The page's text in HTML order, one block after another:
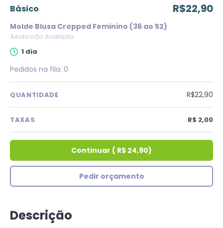
básico R$22,90
Molde Blusa Cropped Feminino (36 ao 52)
Ainda não Avaliado
1 dia
Pedidos na fila: 0
QUANTIDADE R$22,90
TAXAS R$ 2,00
Continuar ( R$ 24,90)
Pedir orçamento
Descrição